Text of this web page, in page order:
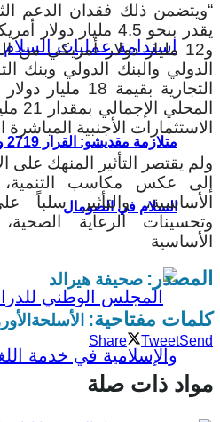
السلام في الصومال
“ويتضمن ذلك فقدان الدعم
و12 مليار دولار أمريكي
الدولي والبنك الدولي وبنك
التجارية بقيمة
الاستثمارات الأجنبية
ولم يقتصر التأثير المنهك على
إلى عكس مكاسب التنمية،
الأساسية، والتأثير سلباً
وتحسينات الرعاية
الأساسية
المصدر: صحيفة هيرالد
كلمات مفتاحية: الأسلحة
Share TweetSend
مواد ذات صلة